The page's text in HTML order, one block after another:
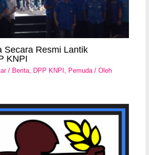
Secara Resmi Lantik
KNPI
/ Berita, DPP KNPI , Pemuda/ Oleh